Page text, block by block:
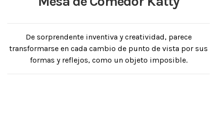
De sorprendente inventiva y creatividad, parece
transformarse en cada cambio de punto de vista por sus
formas y reflejos, como un objeto imposible.